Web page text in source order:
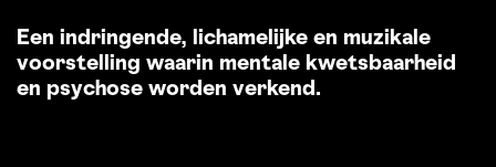
Een indringende, lichamelijke en muzikale
voorstelling waarin mentale kwetsbaarheid
en psychose worden verkend.